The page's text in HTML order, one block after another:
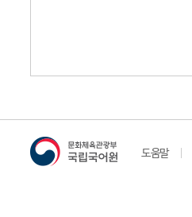
도움말